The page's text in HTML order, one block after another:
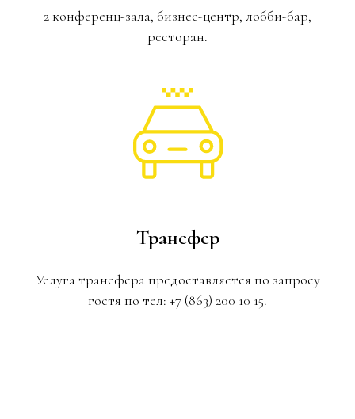
2 конференц-зала, бизнес-центр, лобби-бар,
ресторан.
Трансфер
Услуга трансфера предоставляется по запросу
гостя по тел: +7 (863) 200 10 15.